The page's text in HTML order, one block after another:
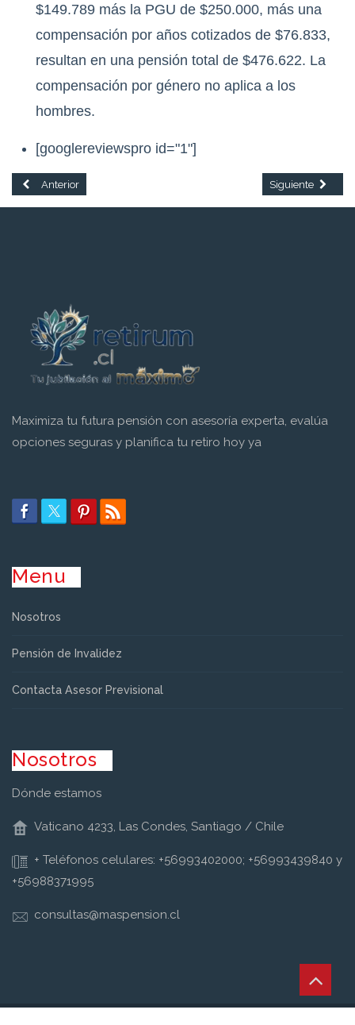
$149.789 más la PGU de $250.000, más una
compensación por años cotizados de $76.833,
resultan en una pensión total de $476.622. La
compensación por género no aplica a los
hombres.
[googlereviewspro id="1"]
Artículo anterior: La Superintendencia de Pensiones: Misión, funciones
Anterior Artículo
Siguiente
Maximiza tu futura pensión con asesoría experta, evalúa
opciones seguras y planifica tu retiro hoy ya
Menu
Nosotros
Pensión de Invalidez
Contacta Asesor Previsional
Nosotros
Dónde estamos
Vaticano 4233, Las Condes, Santiago / Chile
+ Teléfonos celulares: +56993402000; +56993439840 y
+56988371995
consultas@maspension.cl